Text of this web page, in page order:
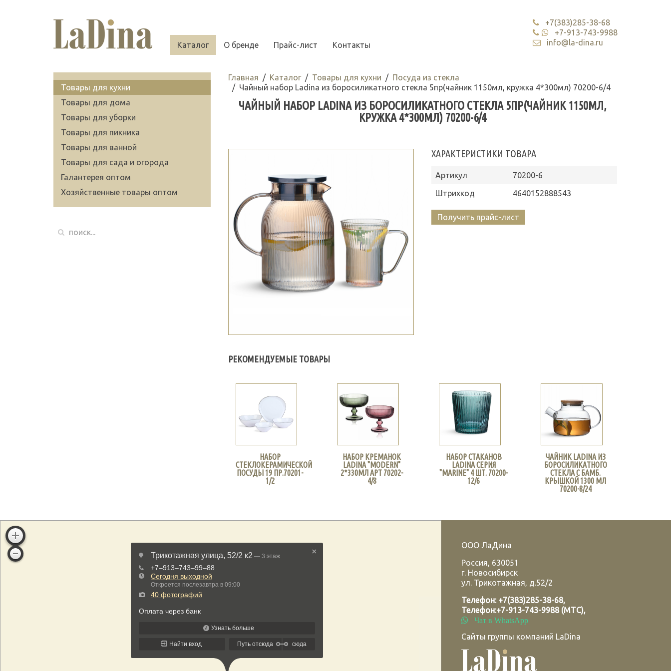
Каталог О бренде Прайс-лист Контакты
+7(383)285-38-68
+7-913-743-9988
info@la-dina.ru
Главная Каталог Товары для кухни
Посуда из стекла
Чайный набор Ladina из боросиликатного стекла 5пр(чайник 1150мл, кружка 4*300мл) 70200-6/4
ЧАЙНЫЙ НАБОР LADINA ИЗ БОРОСИЛИКАТНОГО СТЕКЛА 5ПР(ЧАЙНИК 1150МЛ,
КРУЖКА 4*300МЛ) 70200-6/4
ХАРАКТЕРИСТИКИ ТОВАРА
Артикул
70200-6
Штрихкод
4640152888543
Получить прайс-лист
РЕКОМЕНДУЕМЫЕ ТОВАРЫ
НАБОР
СТЕКЛОКЕРАМИЧЕСКОЙ
ПОСУДЫ 19 ПР.70201-
1/2
НАБОР КРЕМАНОК
LADINA "MODERN"
2*330МЛ АРТ 70202-
4/8
НАБОР СТАКАНОВ
LADINA СЕРИЯ
"MARINE" 4 ШТ. 70200-
12/6
ЧАЙНИК LADINA ИЗ
БОРОСИЛИКАТНОГО
СТЕКЛА С БАМБ.
КРЫШКОЙ 1300 МЛ
70200-8/24
Товары для кухни
Товары для дома
Товары для уборки
Товары для пикника
Товары для ванной
Товары для сада и огорода
Галантерея оптом
Хозяйственные товары оптом
ООО ЛаДина
Россия, 630051
г. Новосибирск
ул. Трикотажная, д.52/2
Телефон: +7(383)285-38-68,
Телефон:+7-913-743-9988 (МТС),
Чат в WhatsApp
Сайты группы компаний LaDina